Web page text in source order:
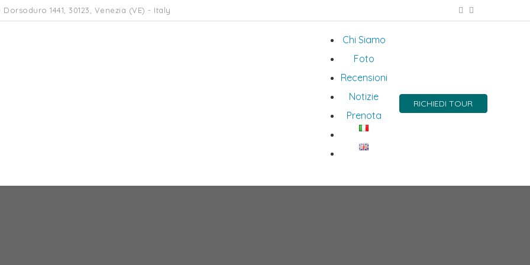
Dorsoduro 1441, 30123, Venezia (VE) - Italy
Chi Siamo
Foto
Recensioni
Notizie
Prenota
RICHIEDI TOUR